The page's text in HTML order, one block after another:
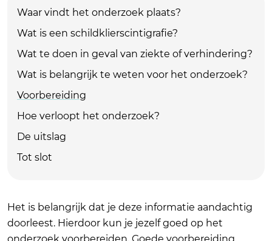
Waar vindt het onderzoek plaats?
Wat is een schildklierscintigrafie?
Wat te doen in geval van ziekte of verhindering?
Wat is belangrijk te weten voor het onderzoek?
Voorbereiding
Hoe verloopt het onderzoek?
De uitslag
Tot slot
Het is belangrijk dat je deze informatie aandachtig
doorleest. Hierdoor kun je jezelf goed op het